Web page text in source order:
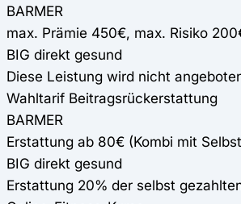
BARMER
max. Prämie 450€, max. Risiko
BIG direkt gesund
Diese Leistung wird nicht
Wahltarif Beitragsrückerstattung
BARMER
Erstattung ab 80€ (Kombi mit
BIG direkt gesund
Erstattung 20% der selbst